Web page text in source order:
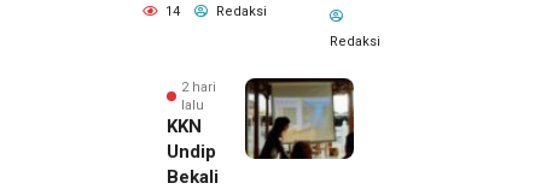
14 Redaksi
Redaksi
2 hari
lalu
KKN
Undip
Bekali